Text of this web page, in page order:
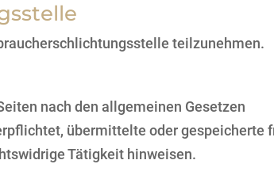
teilzunehmen.
nach den allgemeinen Gesetzen
übermittelte oder gespeicherte
Tätigkeit hinweisen.